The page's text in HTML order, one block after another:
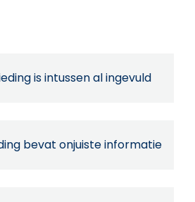
is intussen al ingevuld
bevat onjuiste informatie